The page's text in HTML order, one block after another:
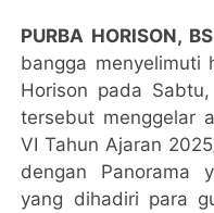
PURBA HORISON, BS
bangga menyelimuti
Horison pada
tersebut menggelar
VI Tahun Ajaran
dengan Panorama
yang dihadiri para